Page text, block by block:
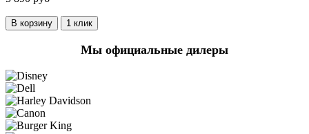
В корзину 1 клик
Мы официальные дилеры